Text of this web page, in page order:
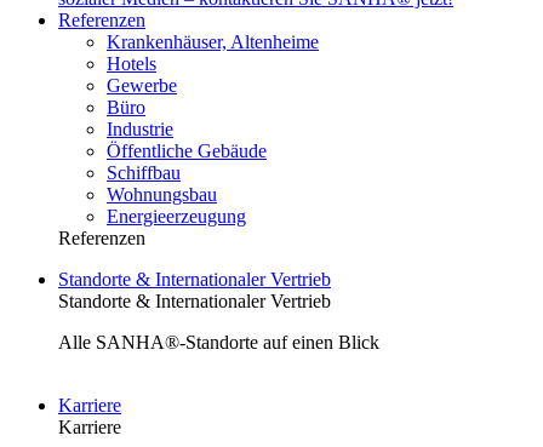
Referenzen
Krankenhäuser, Altenheime
Hotels
Gewerbe
Büro
Industrie
Öffentliche Gebäude
Schiffbau
Wohnungsbau
Energieerzeugung
Referenzen
Standorte & Internationaler Vertrieb
Standorte & Internationaler Vertrieb
Alle SANHA®-Standorte auf einen Blick
Karriere
Karriere